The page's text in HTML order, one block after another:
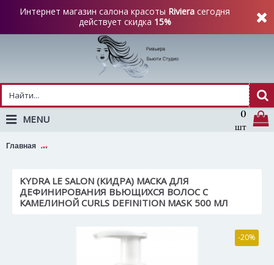
Интернет магазин салона красоты Riviera сегодня
действует скидка 15%
0
шт
MENU
Главная
KYDRA LE SALON (КИДРА) МАСКА ДЛЯ
ДЕФИНИРОВАНИЯ ВЬЮЩИХСЯ ВОЛОС С
КАМЕЛИНОЙ CURLS DEFINITION MASK 500 МЛ
-20%